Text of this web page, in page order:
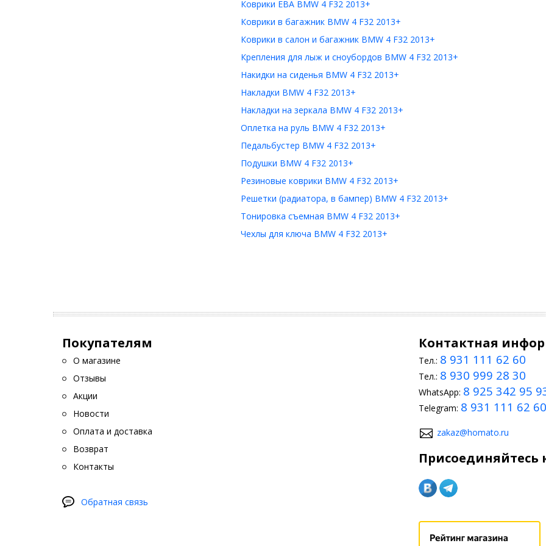
Коврики ЕВА BMW 4 F32 2013+
Коврики в багажник BMW 4 F32 2013+
Коврики в салон и багажник BMW 4 F32 2013+
Крепления для лыж и сноубордов BMW 4 F32 2013+
Накидки на сиденья BMW 4 F32 2013+
Накладки BMW 4 F32 2013+
Накладки на зеркала BMW 4 F32 2013+
Оплетка на руль BMW 4 F32 2013+
Педальбустер BMW 4 F32 2013+
Подушки BMW 4 F32 2013+
Резиновые коврики BMW 4 F32 2013+
Решетки (радиатора, в бампер) BMW 4 F32 2013+
Тонировка съемная BMW 4 F32 2013+
Чехлы для ключа BMW 4 F32 2013+
Покупателям
О магазине
Отзывы
Акции
Новости
Оплата и доставка
Возврат
Контакты
Обратная связь
Контактная
Тел.: 8 931 111 62 60
Тел.: 8 930 999 28 30
WhatsApp: 8 925 342 95
Telegram: 8 931 111 62 60
zakaz@homato.ru
Присоединяйтесь